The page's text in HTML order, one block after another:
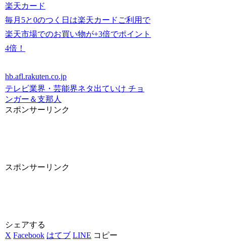
楽天カード
毎月5と0のつく日は楽天カードご利用で
楽天市場でのお買い物が+3倍でポイント
4倍！
hb.afl.rakuten.co.jp
テレビ業界・芸能界ネタ出ていけ チョ
ンガー＆支那人
スポンサーリンク
スポンサーリンク
シェアする
X Facebook はてブ LINE コピー